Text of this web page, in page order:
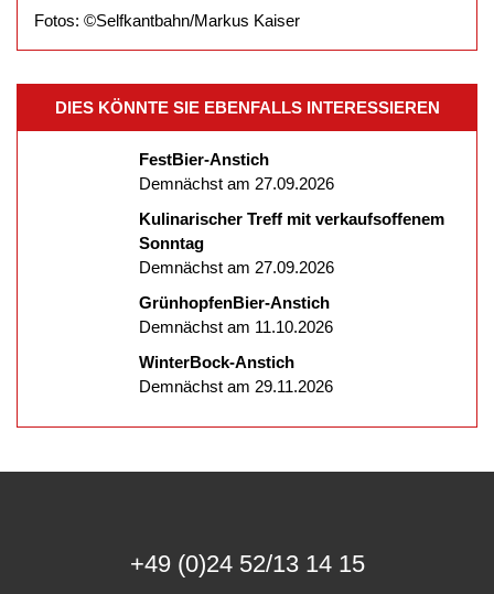
Fotos: ©Selfkantbahn/Markus Kaiser
DIES KÖNNTE SIE EBENFALLS INTERESSIEREN
FestBier-Anstich
Demnächst am 27.09.2026
Kulinarischer Treff mit verkaufsoffenem
Sonntag
Demnächst am 27.09.2026
GrünhopfenBier-Anstich
Demnächst am 11.10.2026
WinterBock-Anstich
Demnächst am 29.11.2026
+49 (0)24 52/13 14 15